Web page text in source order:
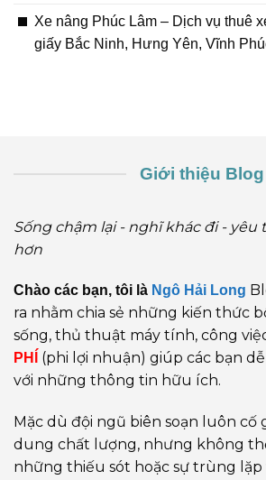
Xe nâng Phúc Lâm – Dịch vụ thuê
giấy Bắc Ninh, Hưng Yên, Vĩnh
Giới thiệu Blog
Sống chậm lại - nghĩ khác đi -
hơn
Chào các bạn, tôi là Ngô Hải Long
ra nhằm chia sẻ những kiến thức
sống, thủ thuật máy tính, công
PHÍ
(phi lợi nhuận) giúp các bạn
với những thông tin hữu ích.
Mặc dù đội ngũ biên soạn luôn cố
dung chất lượng, nhưng không
những thiếu sót hoặc sự trùng lặp